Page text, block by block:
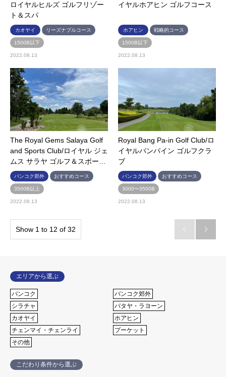
ロイヤルヒルズ ゴルフリゾー
ト＆スパ
カオヤイ リーズナブルコース
1500B以下
2022.08.13
イヤルホアヒン ゴルフコース
ホアヒン 戦略的コース
1500B以下
2022.08.13
The Royal Gems Salaya Golf
and Sports Club/ロイヤル ジェ
ムス サラヤ ゴルフ＆スポー…
バンコク郊外 おすすめコース
3500B以上
2022.08.13
Royal Bang Pa-in Golf Club/ロ
イヤルバンパイン ゴルフクラ
ブ
バンコク郊外 おすすめコース
3000〜3500B
2022.08.13
Show 1 to 12 of 32  
エリアから選ぶ
バンコク
バンコク郊外
シラチャ
パタヤ・ラヨーン
カオヤイ
ホアヒン
チェンマイ・チェンライ
プーケット
その他
こだわり条件から選ぶ